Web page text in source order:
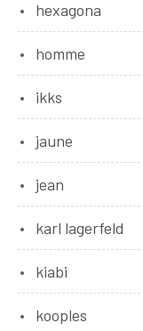
hexagona
homme
ikks
jaune
jean
karl lagerfeld
kiabi
kooples